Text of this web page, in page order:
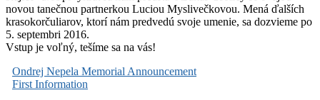
novou tanečnou partnerkou Luciou Myslivečkovou. Mená ďalších
krasokorčuliarov, ktorí nám predvedú svoje umenie, sa dozvieme po
5. septembri 2016.
Vstup je voľný, tešíme sa na vás!
Ondrej Nepela Memorial Announcement
First Information